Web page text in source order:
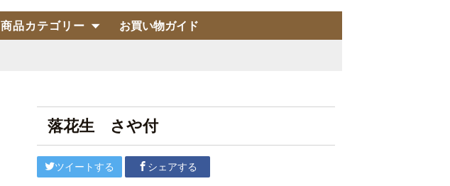
商品カテゴリー お買い物ガイド
落花生 さや付
ツイートする シェアする